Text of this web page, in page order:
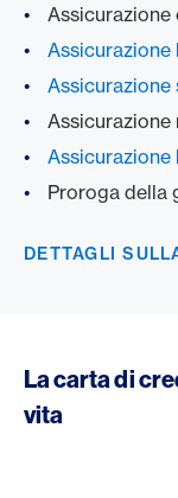
Assicurazione
Assicurazione
Proroga della
DETTAGLI
La carta di
vita